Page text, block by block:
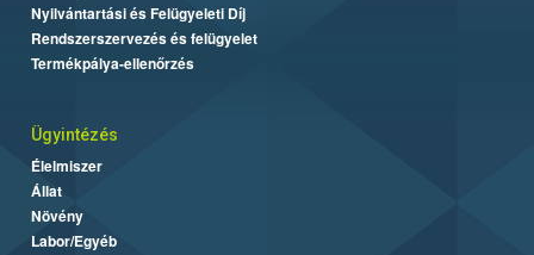
Nyilvántartási és Felügyeleti Díj
Rendszerszervezés és felügyelet
Termékpálya-ellenőrzés
Ügyintézés
Élelmiszer
Állat
Növény
Labor/Egyéb